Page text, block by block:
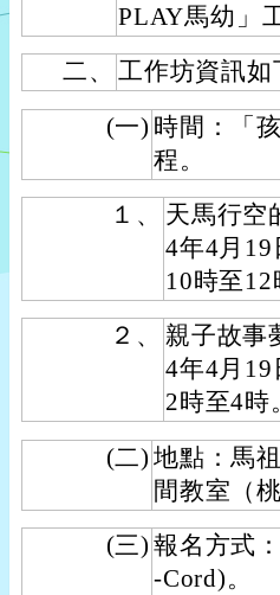
PLAY馬幼」
二、
工作坊資訊如
(一) 時間：「
程。
１、
天馬行空
4年4月
10時至12
２、
親子故事
4年4月
2時至4時
(二) 地點：馬
間教室（
(三) 報名方式
-Cord)。